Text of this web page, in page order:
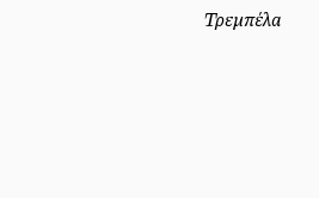
Τρεμπέλα